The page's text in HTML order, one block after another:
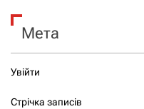
Мета
Увійти
Стрічка записів